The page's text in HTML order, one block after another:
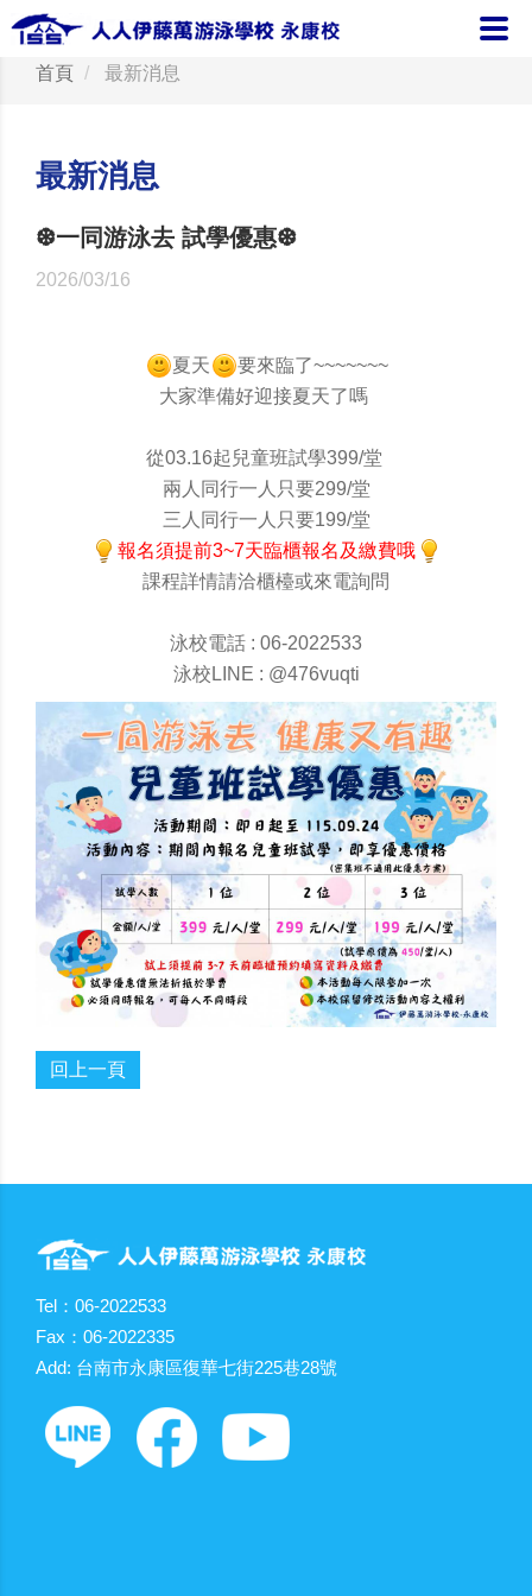
首頁 最新消息
最新消息
❆一同游泳去 試學優惠❆
2026/03/16
夏天
要來臨了~~~~~~~
大家準備好迎接夏天了嗎
從03.16起兒童班試學399/堂
兩人同行一人只要299/堂
三人同行一人只要199/堂
報名須提前3~7天臨櫃報名及繳費哦
課程詳情請洽櫃檯或來電詢問
泳校電話 : 06-2022533
泳校LINE : @476vuqti
回上一頁
Tel：06-2022533
Fax：06-2022335
Add: 台南市永康區復華七街225巷28號